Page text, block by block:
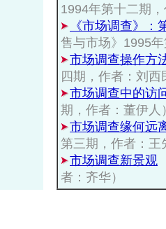
1994年第十二期
《市场调查》
售与市场》1995
市场调查操作方
四期，作者：刘西
市场调查中的访
期，作者：董伊人
市场调查缘何远
第三期，作者：王
市场调查新景观
者：齐华）